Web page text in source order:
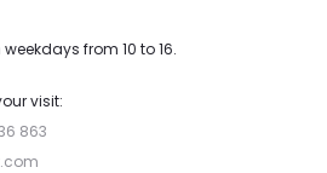
from 10 to 16.
visit:
863